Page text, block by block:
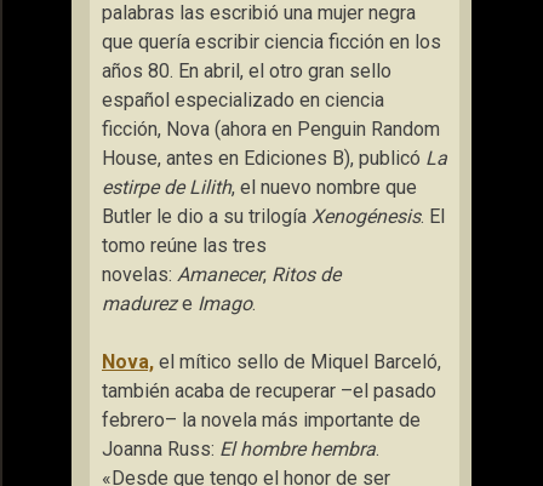
palabras las escribió una mujer negra
que quería escribir ciencia ficción en los
años 80. En abril, el otro gran sello
español especializado en ciencia
ficción, Nova (ahora en Penguin Random
House, antes en Ediciones B), publicó La
estirpe de Lilith, el nuevo nombre que
Butler le dio a su trilogía Xenogénesis. El
tomo reúne las tres
novelas: Amanecer, Ritos de
madureze Imago.
Nova, el mítico sello de Miquel Barceló,
también acaba de recuperar –el pasado
febrero– la novela más importante de
Joanna Russ: El hombre hembra.
«Desde que tengo el honor de ser